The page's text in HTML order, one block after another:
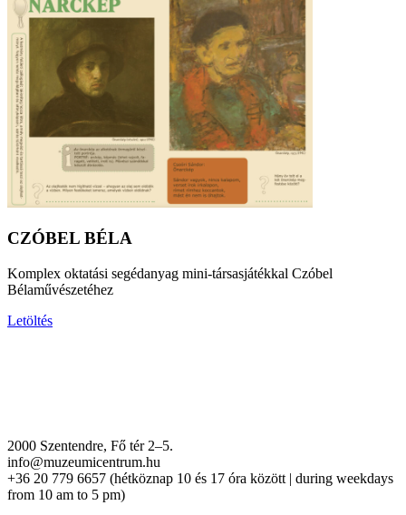
CZÓBEL BÉLA
Komplex oktatási segédanyag mini-társasjátékkal Czóbel
Bélaművészetéhez
Letöltés
2000 Szentendre, Fő tér 2–5.
info@muzeumicentrum.hu
+36 20 779 6657 (hétköznap 10 és 17 óra között | during weekdays
from 10 am to 5 pm)